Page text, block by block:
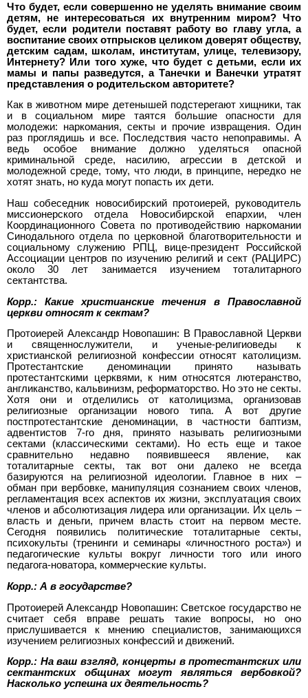
Что будет, если совершенно не уделять внимание своим
детям, не интересоваться их внутренним миром? Что
будет, если родители поставят работу во главу угла, а
воспитание своих отпрысков целиком доверят обществу,
детским садам, школам, институтам, улице, телевизору,
Интернету? Или того хуже, что будет с детьми, если их
мамы и папы разведутся, а Танечки и Ванечки утратят
представления о родительском авторитете?
Как в животном мире детенышей подстерегают хищники, так
и в социальном мире таятся большие опасности для
молодежи: наркомания, секты и прочие извращения. Один
раз проглядишь и все. Последствия часто непоправимы. А
ведь особое внимание должно уделяться опасной
криминальной среде, насилию, агрессии в детской и
молодежной среде, тому, что люди, в принципе, нередко не
хотят знать, но куда могут попасть их дети.
Наш собеседник новосибирский протоиерей, руководитель
миссионерского отдела Новосибирской епархии, член
Координационного Совета по противодействию наркомании
Синодального отдела по церковной благотворительности и
социальному служению РПЦ, вице-президент Российской
Ассоциации центров по изучению религий и сект (РАЦИРС)
около 30 лет занимается изучением тоталитарного
сектантства.
Корр.: Какие христианские течения в Православной
церкви относят к сектам?
Протоиерей Александр Новопашин: В Православной Церкви
и священнослужители, и ученые-религиоведы к
христианской религиозной конфессии относят католицизм.
Протестантские деноминации принято называть
протестантскими церквями, к ним относятся лютеранство,
англиканство, кальвинизм, реформаторство. Но это не секты.
Хотя они и отделились от католицизма, организовав
религиозные организации нового типа. А вот другие
постпротестантские деноминации, в частности баптизм,
адвентистов 7-го дня, принято называть религиозными
сектами (классическими сектами). Но есть еще и такое
сравнительно недавно появившееся явление, как
тоталитарные секты, так вот они далеко не всегда
базируются на религиозной идеологии. Главное в них –
обман при вербовке, манипуляция сознанием своих членов,
регламентация всех аспектов их жизни, эксплуатация своих
членов и абсолютизация лидера или организации. Их цель –
власть и деньги, причем власть стоит на первом месте.
Сегодня появились политические тоталитарные секты,
психокульты (тренинги и семинары «личностного роста») и
педагогические культы вокруг личности того или иного
педагога-новатора, коммерческие культы.
Корр.: А в государстве?
Протоиерей Александр Новопашин: Светское государство не
считает себя вправе решать такие вопросы, но оно
прислушивается к мнению специалистов, занимающихся
изучением религиозных конфессий и движений.
Корр.: На ваш взгляд, концерты в протестантских или
сектантских общинах могут являться вербовкой?
Насколько успешна их деятельность?